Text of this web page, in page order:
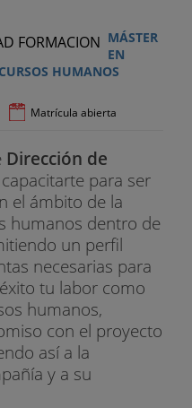
MÁSTER
EN
HUMANOS
Matrícula abierta
Dirección de
para ser
el ámbito de la
humanos dentro de
un perfil
necesarias para
tu labor como
humanos,
con el proyecto
así a la
y a su